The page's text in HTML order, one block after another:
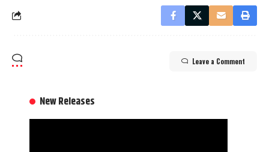
Leave a Comment
New Releases